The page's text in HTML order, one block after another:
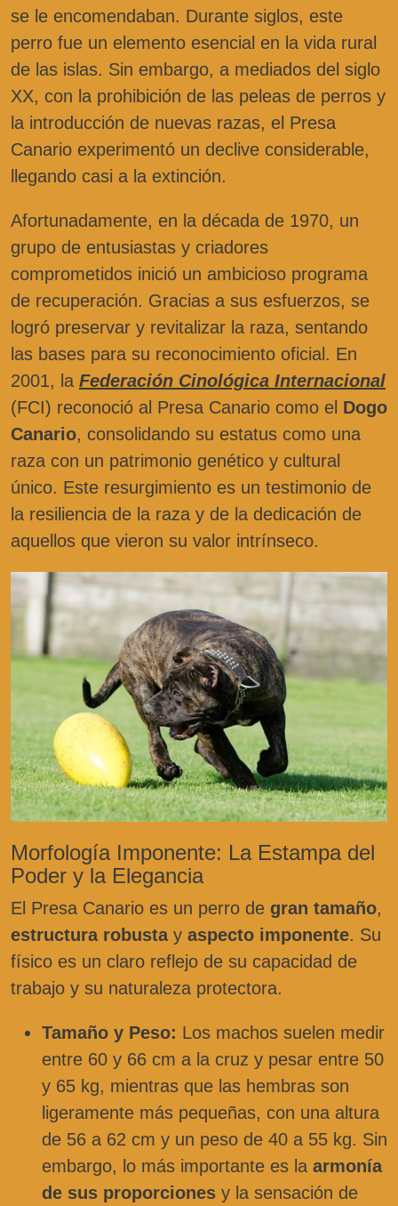
se le encomendaban. Durante siglos, este
perro fue un elemento esencial en la vida rural
de las islas. Sin embargo, a mediados del siglo
XX, con la prohibición de las peleas de perros y
la introducción de nuevas razas, el Presa
Canario experimentó un declive considerable,
llegando casi a la extinción.
Afortunadamente, en la década de 1970, un
grupo de entusiastas y criadores
comprometidos inició un ambicioso programa
de recuperación. Gracias a sus esfuerzos, se
logró preservar y revitalizar la raza, sentando
las bases para su reconocimiento oficial. En
2001, la Federación Cinológica Internacional
(FCI) reconoció al Presa Canario como el Dogo
Canario, consolidando su estatus como una
raza con un patrimonio genético y cultural
único. Este resurgimiento es un testimonio de
la resiliencia de la raza y de la dedicación de
aquellos que vieron su valor intrínseco.
Morfología Imponente: La Estampa del
Poder y la Elegancia
El Presa Canario es un perro de gran tamaño,
estructura robustay aspecto imponente. Su
físico es un claro reflejo de su capacidad de
trabajo y su naturaleza protectora.
Tamaño y Peso: Los machos suelen medir
entre 60 y 66 cm a la cruz y pesar entre 50
y 65 kg, mientras que las hembras son
ligeramente más pequeñas, con una altura
de 56 a 62 cm y un peso de 40 a 55 kg. Sin
embargo, lo más importante es la armonía
de sus proporciones y la sensación de